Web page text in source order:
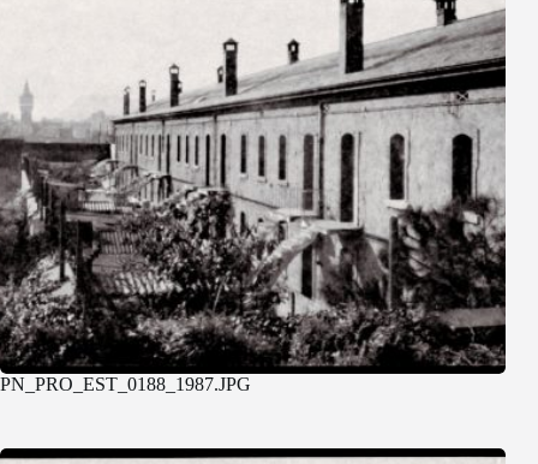
PN_PRO_EST_0188_1987.JPG